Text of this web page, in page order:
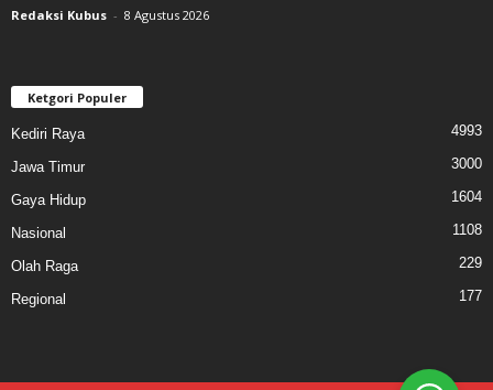
Redaksi Kubus - 8 Agustus 2026
Ketgori Populer
Kediri Raya 4993
Jawa Timur 3000
Gaya Hidup 1604
Nasional 1108
Olah Raga 229
Regional 177